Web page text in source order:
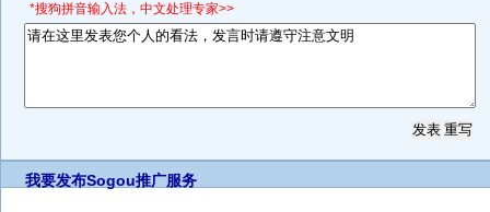
*搜狗拼音输入法，中文处理专家>>
我要发布Sogou推广服务